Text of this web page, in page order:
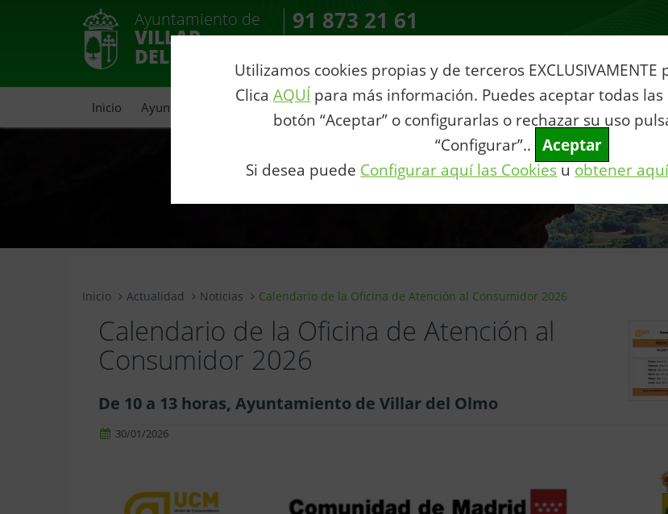
Utilizamos cookies propias y de terceros
ClicaAQUÍ para más información. Puedes aceptar todas
botón “Aceptar” o configurarlas o rechazar su uso
“Configurar”..
Aceptar
Si desea puede Configurar aquí las Cookies u obtener
Ayuntamiento de
VILLAR
DEL OLMO
91 873 21 61
Inicio Ayuntamiento Portal de Transparencia Tu municipio
Inicio Actualidad Noticias Calendario de la Oficina de Atención al Consumidor 2026
Calendario de la Oficina de Atención al
Consumidor 2026
De 10 a 13 horas, Ayuntamiento de Villar del Olmo
30/01/2026